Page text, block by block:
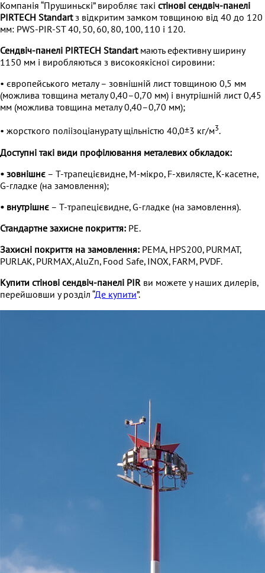
Компанія “Прушиньскі” виробляє такі стінові сендвіч-панелі
PIRTECH Standartз відкритим замком товщиною від 40 до 120
мм: PWS-PIR-ST 40, 50, 60, 80, 100, 110 і 120.
Сендвіч-панелі PIRTECH Standartмають ефективну ширину
1150 мм і виробляються з високоякісної сировини:
• європейського металу – зовнішній лист товщиною 0,5 мм
(можлива товщина металу 0,40–0,70 мм) і внутрішній лист 0,45
мм (можлива товщина металу 0,40–0,70 мм);
• жорсткого поліізоціанурату щільністю 40,0±3 кг/м3.
Доступні такі види профілювання металевих обкладок:
• зовнішнє – T-трапецієвидне, М-мікро, F-хвилясте, К-касетне,
G-гладке (на замовлення);
• внутрішнє – Т-трапецієвидне, G-гладке (на замовлення).
Стандартне захисне покриття: PE.
Захисні покриття на замовлення: PEMA, HPS200, PURMAT,
PURLAK, PURMAX, AluZn, Food Safe, INOX, FARM, PVDF.
Купити стінові сендвіч-панелі PIR ви можете у наших дилерів,
перейшовши у розділ “Де купити”.